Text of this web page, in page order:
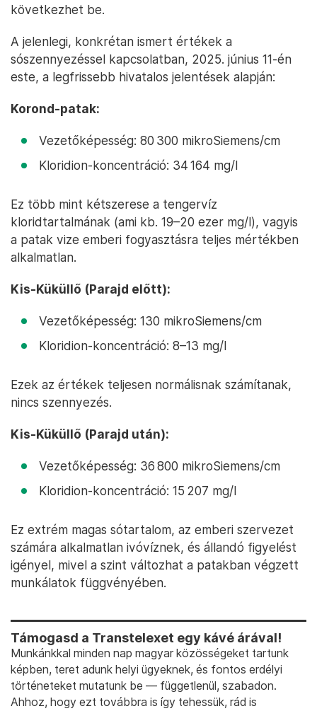
következhet be.
A jelenlegi, konkrétan ismert értékek a
sószennyezéssel kapcsolatban, 2025. június 11-én
este, a legfrissebb hivatalos jelentések alapján:
Korond-patak:
Vezetőképesség: 80 300 mikroSiemens/cm
Kloridion-koncentráció: 34 164 mg/l
Ez több mint kétszerese a tengervíz
kloridtartalmának (ami kb. 19–20 ezer mg/l), vagyis
a patak vize emberi fogyasztásra teljes mértékben
alkalmatlan.
Kis-Küküllő (Parajd előtt):
Vezetőképesség: 130 mikroSiemens/cm
Kloridion-koncentráció: 8–13 mg/l
Ezek az értékek teljesen normálisnak számítanak,
nincs szennyezés.
Kis-Küküllő (Parajd után):
Vezetőképesség: 36 800 mikroSiemens/cm
Kloridion-koncentráció: 15 207 mg/l
Ez extrém magas sótartalom, az emberi szervezet
számára alkalmatlan ivóvíznek, és állandó figyelést
igényel, mivel a szint változhat a patakban végzett
munkálatok függvényében.
Támogasd a Transtelexet egy kávé árával!
Munkánkkal minden nap magyar közösségeket tartunk
képben, teret adunk helyi ügyeknek, és fontos erdélyi
történeteket mutatunk be — függetlenül, szabadon.
Ahhoz, hogy ezt továbbra is így tehessük, rád is